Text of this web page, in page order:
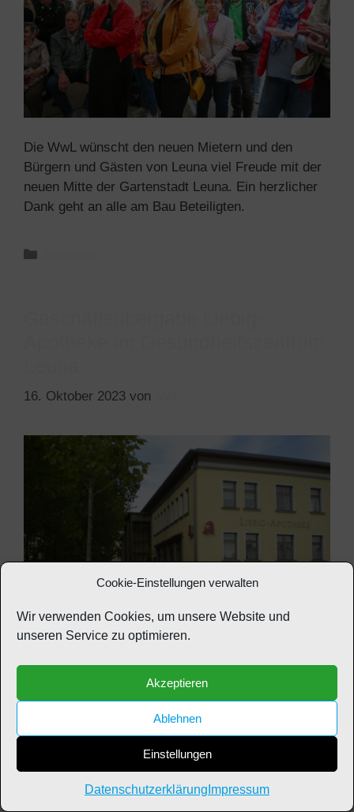
Cookie-Einstellungen verwalten
Wir verwenden Cookies, um unsere Website und
unseren Service zu optimieren.
Akzeptieren
Ablehnen
Einstellungen
Datenschutzerklärung Impressum
Die WwL wünscht den neuen Mietern und den
Bürgern und Gästen von Leuna viel Freude mit der
neuen Mitte der Gartenstadt Leuna. Ein herzlicher
Dank geht an alle am Bau Beteiligten.
16. Oktober 2023 von
Zur Geschäftsübergabe gratulierte die Prokuristin
der Wohnungswirtschaft Leuna GmbH, Frau Bärbel
Frau Claudia-Simone Nicklaus.